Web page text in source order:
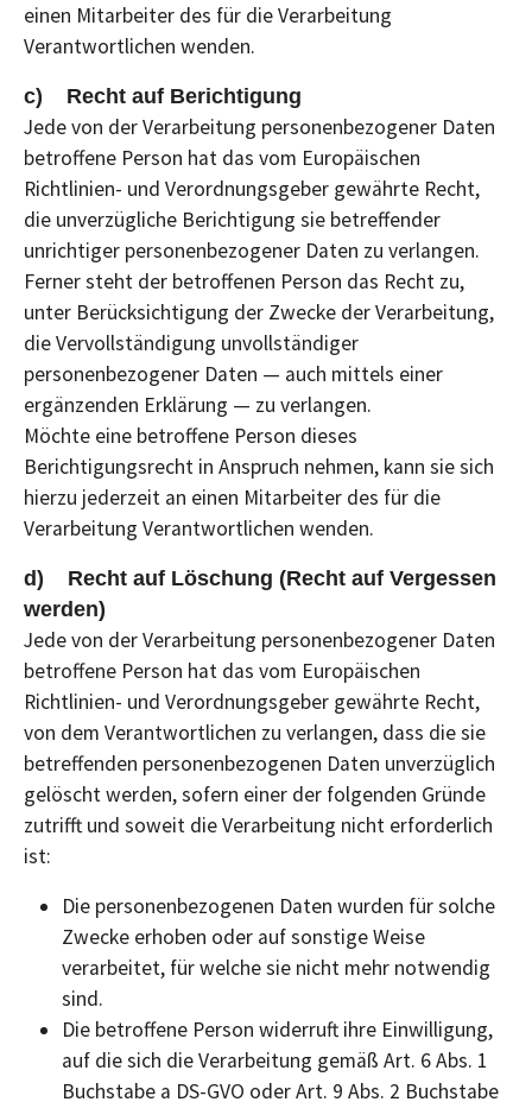
einen Mitarbeiter des für die Verarbeitung
Verantwortlichen wenden.
c) Recht auf Berichtigung
Jede von der Verarbeitung personenbezogener Daten
betroffene Person hat das vom Europäischen
Richtlinien- und Verordnungsgeber gewährte Recht,
die unverzügliche Berichtigung sie betreffender
unrichtiger personenbezogener Daten zu verlangen.
Ferner steht der betroffenen Person das Recht zu,
unter Berücksichtigung der Zwecke der Verarbeitung,
die Vervollständigung unvollständiger
personenbezogener Daten — auch mittels einer
ergänzenden Erklärung — zu verlangen.
Möchte eine betroffene Person dieses
Berichtigungsrecht in Anspruch nehmen, kann sie sich
hierzu jederzeit an einen Mitarbeiter des für die
Verarbeitung Verantwortlichen wenden.
d) Recht auf Löschung (Recht auf Vergessen
werden)
Jede von der Verarbeitung personenbezogener Daten
betroffene Person hat das vom Europäischen
Richtlinien- und Verordnungsgeber gewährte Recht,
von dem Verantwortlichen zu verlangen, dass die sie
betreffenden personenbezogenen Daten unverzüglich
gelöscht werden, sofern einer der folgenden Gründe
zutrifft und soweit die Verarbeitung nicht erforderlich
ist:
Die personenbezogenen Daten wurden für solche
Zwecke erhoben oder auf sonstige Weise
verarbeitet, für welche sie nicht mehr notwendig
sind.
Die betroffene Person widerruft ihre Einwilligung,
auf die sich die Verarbeitung gemäß Art. 6 Abs. 1
Buchstabe a DS-GVO oder Art. 9 Abs. 2 Buchstabe